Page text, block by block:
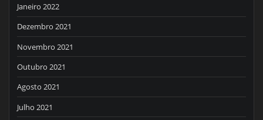
Janeiro 2022
Dezembro 2021
Novembro 2021
Outubro 2021
Agosto 2021
Julho 2021